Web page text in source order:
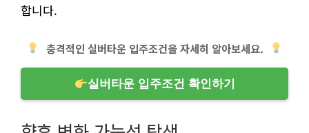
합니다.
충격적인 실버타운 입주조건을 자세히 알아보세요.
실버타운 입주조건 확인하기